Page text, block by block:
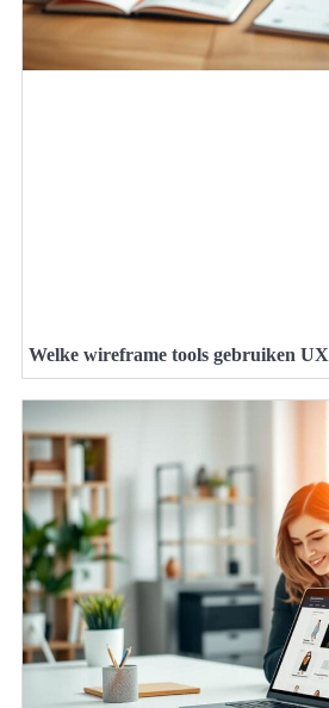
Welke wireframe tools gebruiken UX